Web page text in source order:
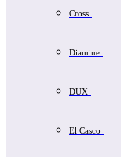
Cross
Diamine
DUX
El Casco